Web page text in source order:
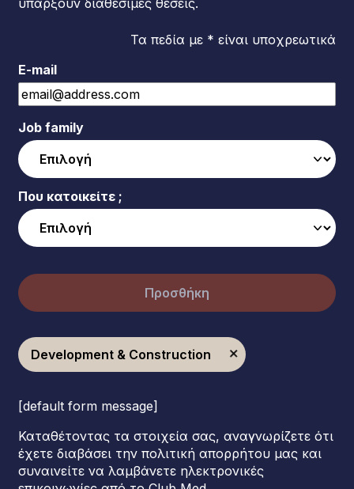
υπάρξουν διαθέσιμες θέσεις.
Τα πεδία με * είναι υποχρεωτικά
E-mail
Job family
Που κατοικείτε ;
Προσθήκη
Development & Construction
[default form message]
Καταθέτοντας τα στοιχεία σας, αναγνωρίζετε ότι
έχετε διαβάσει την πολιτική απορρήτου μας και
συναινείτε να λαμβάνετε ηλεκτρονικές